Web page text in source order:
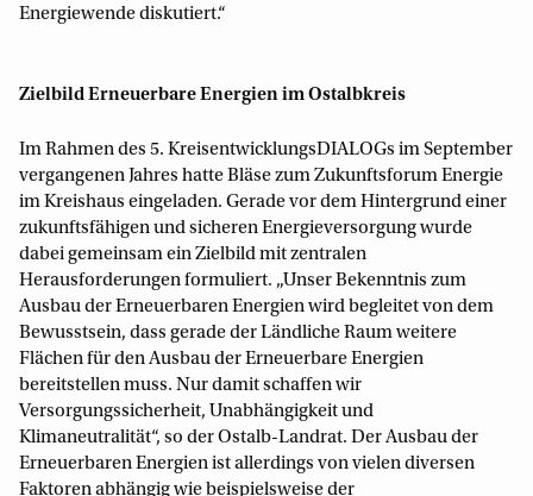
Energiewende diskutiert.“
Zielbild Erneuerbare Energien im Ostalbkreis
Im Rahmen des 5. KreisentwicklungsDIALOGs im September
vergangenen Jahres hatte Bläse zum Zukunftsforum Energie
im Kreishaus eingeladen. Gerade vor dem Hintergrund einer
zukunftsfähigen und sicheren Energieversorgung wurde
dabei gemeinsam ein Zielbild mit zentralen
Herausforderungen formuliert. „Unser Bekenntnis zum
Ausbau der Erneuerbaren Energien wird begleitet von dem
Bewusstsein, dass gerade der Ländliche Raum weitere
Flächen für den Ausbau der Erneuerbare Energien
bereitstellen muss. Nur damit schaffen wir
Versorgungssicherheit, Unabhängigkeit und
Klimaneutralität“, so der Ostalb-Landrat. Der Ausbau der
Erneuerbaren Energien ist allerdings von vielen diversen
Faktoren abhängig wie beispielsweise der